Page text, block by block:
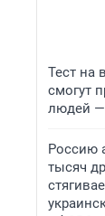
Тест на
смогут
людей —
Россию
тысяч